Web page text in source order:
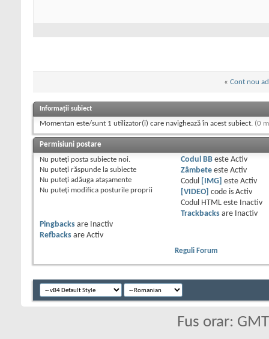
« Cont nou
Informații subiect
Momentan este/sunt 1 utilizator(i) care navighează în acest subiect. (0
Permisiuni postare
Nu puteţi posta subiecte noi.
Nu puteţi răspunde la subiecte
Nu puteţi adăuga ataşamente
Nu puteţi modifica posturile proprii
Codul BBeste Activ
Zâmbeteeste Activ
Codul
[IMG] este Activ
[VIDEO]
code is Activ
Codul HTML este
Inactiv
Trackbacksare
Inactiv
Pingbacks are
Inactiv
Refbacks are Activ
Reguli Forum
Fus orar: